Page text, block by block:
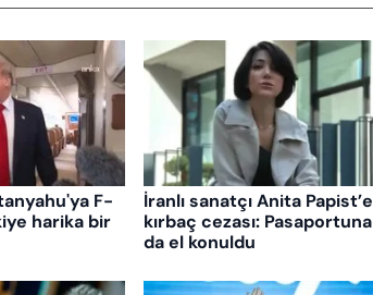
F-
harika bir
İranlı sanatçı Anita Papist’e
kırbaç cezası: Pasaportuna
da el konuldu